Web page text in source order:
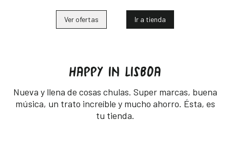
Ver ofertas Ir a tienda
HAPPY IN LISBOA
Nueva y llena de cosas chulas. Super marcas, buena
música, un trato increíble y mucho ahorro. Ésta, es
tu tienda.